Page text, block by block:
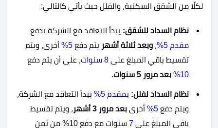
لكلًا من الشقق السكنية، والفلل حيث يأتي كالتالي:
نظام السداد للشقق: يبدأ التعاقد مع الشركة بدفع
مقدم 5%
، وبعد ثلاثة أشهر يتم دفع 5%
أخرى، ويتم
تقسيط باقي المبلغ على 8 سنوات
، على أن يتم دفع
10%
بعد مرور 5 سنوات .
نظام السداد لفلل: بمقدم 5%
يبدأ التعاقد مع الشركة،
ويتم دفع 5% أخرى بعد مرور 3 أشهر
، ويتم تقسيط
باقي المبلغ على 7
سنوات مع دفع 10% من ثمن